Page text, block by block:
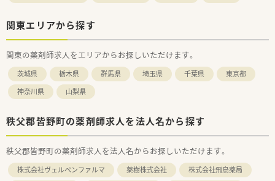
関東エリアから探す
関東の薬剤師求人をエリアからお探しいただけます。
茨城県 栃木県 群馬県 埼玉県 千葉県
東京都
神奈川県
山梨県
秩父郡皆野町の薬剤師求人を法人名から探す
秩父郡皆野町の薬剤師求人を法人名からお探しいただけます。
株式会社ヴェルペンファルマ 薬樹株式会社
株式会社飛鳥薬局